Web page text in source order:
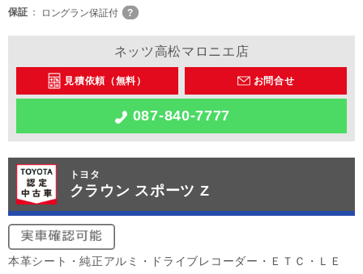
保証
ロングラン保証付
ネッツ高松マロニエ店
見積依頼（無料） お問合せ
087-840-7777
トヨタ
クラウン スポーツ Z
本革シート・純正アルミ・ドライブレコーダー・ＥＴＣ・ＬＥ